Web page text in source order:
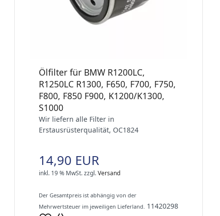
Ölfilter für BMW R1200LC,
R1250LC R1300, F650, F700, F750,
F800, F850 F900, K1200/K1300,
S1000
Wir liefern alle Filter in
Erstausrüsterqualität, OC1824
14,90 EUR
inkl. 19 % MwSt.zzgl.Versand
Der Gesamtpreis ist abhängig von der
Mehrwertsteuer im jeweiligen Lieferland. 11420298